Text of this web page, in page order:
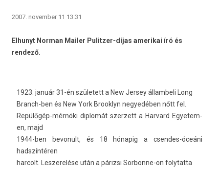
2007. november 11 13:31
Elhunyt Norman Mailer Pulitzer-díjas amerikai író és
rendező.
1923. január 31-én született a New Jer­sey állam­beli Long
Branch-ben és New York Brook­lyn negyedéb­en nőtt fel.
Repülőgép-mérnöki di­plomát szer­zett a Har­vard Egyetem­
en, majd
1944-ben be­vonult, és 18 hónapig a csendes-óceáni
hadszíntéren
har­colt. Les­zerelése után a párizsi Sorbonne-on folytat­ta